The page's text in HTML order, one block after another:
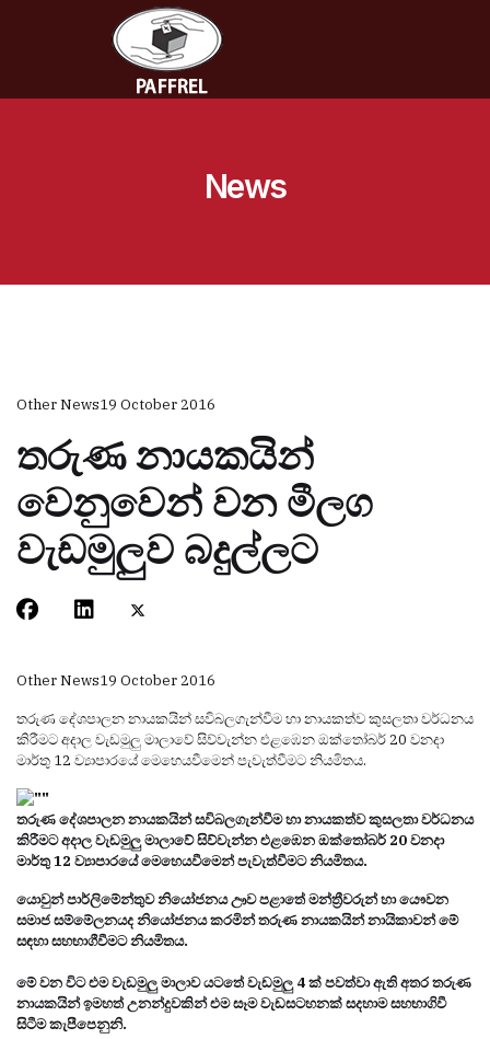
News
Other News19 October 2016
තරුණ නායකයින්
වෙනුවෙන් වන මීලග
වැඩමුලුව බදුල්ලට
Other News19 October 2016
තරුණ දේශපාලන නායකයින් සවිබලගැන්වීම හා නායකත්ව කුසලතා වර්ධනය
කිරීමට අදාල වැඩමුලු මාලාවේ සිව්වැන්න එළඹෙන ඔක්තෝබර් 20 වනදා
මාර්තු 12 ව්‍යාපාරයේ මෙහෙයවීමෙන් පැවැත්වීමට නියමිතය.
තරුණ දේශපාලන නායකයින් සවිබලගැන්වීම හා නායකත්ව කුසලතා වර්ධනය
කිරීමට අදාල වැඩමුලු මාලාවේ සිව්වැන්න එළඹෙන ඔක්තෝබර් 20 වනදා
මාර්තු 12 ව්‍යාපාරයේ මෙහෙයවීමෙන් පැවැත්වීමට නියමිතය.
යොවුන් පාර්ලිමේන්තුව නියෝජනය ඌව පළාතේ මන්ත්‍රීවරුන් හා යෞවන
සමාජ සම්මේලනයද නියෝජනය කරමින් තරුණ නායකයින් නායිකාවන් මේ
සඳහා සහභාගීවීමට නියමිතය.
මේ වන විට එම වැඩමුලු මාලාව යටතේ වැඩමුලු 4 ක් පවත්වා ඇති අතර තරුණ
නායකයින් ඉමහත් උනන්දුවකින් එම සෑම වැඩසටහනක් සදහාම සහභාගිවී
සිටීම කැපීපෙනුනි.